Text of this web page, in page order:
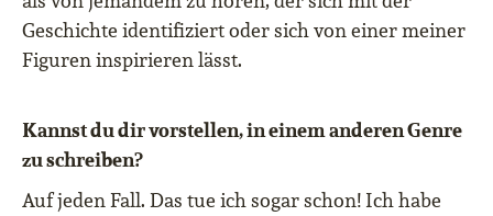
Geschichte identifiziert oder sich von einer meiner
Figuren inspirieren lässt.
Kannst du dir vorstellen, in einem anderen Genre
zu schreiben?
Auf jeden Fall. Das tue ich sogar schon! Ich habe